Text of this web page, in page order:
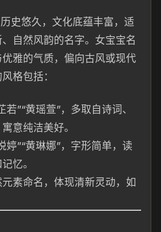
史悠久，文化底蕴丰富，适
自然风韵的名字。女宝宝名
雅的气质，偏向古风或现代
格包括：
若”“黄瑶萱”，多取自诗词、
意纯洁美好。
婷”“黄琳娜”，字形简单，读
忆。
元素命名，体现清新灵动，如